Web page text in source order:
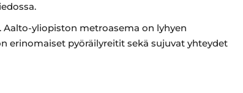
Aalto-yliopiston metroasema on lyhyen
erinomaiset pyöräilyreitit sekä sujuvat yhteydet